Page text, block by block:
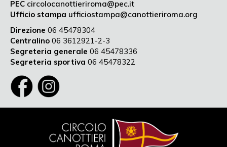
PEC circolocanottieriroma@pec.it
Ufficio stampa ufficiostampa@canottieriroma.org
Direzione 06 45478304
Centralino 06 3612921-2-3
Segreteria generale 06 45478336
Segreteria sportiva 06 45478322